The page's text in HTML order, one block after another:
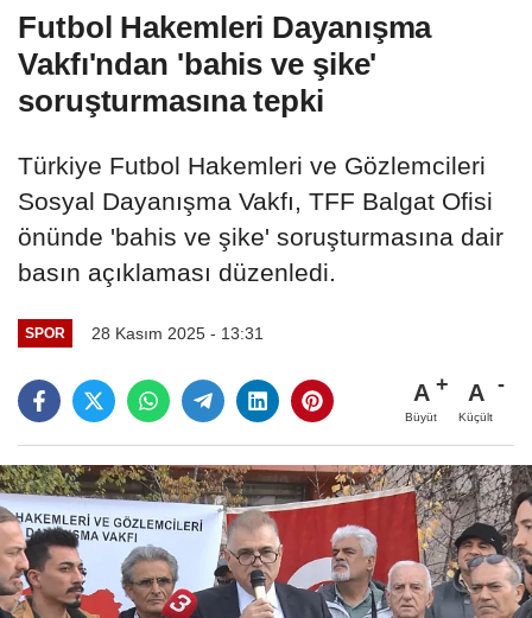
Futbol Hakemleri Dayanışma
Vakfı'ndan 'bahis ve şike'
soruşturmasına tepki
Türkiye Futbol Hakemleri ve Gözlemcileri
Sosyal Dayanışma Vakfı, TFF Balgat Ofisi
önünde 'bahis ve şike' soruşturmasına dair
basın açıklaması düzenledi.
SPOR 28 Kasım 2025 - 13:31
A
Büyüt
A
Küçült